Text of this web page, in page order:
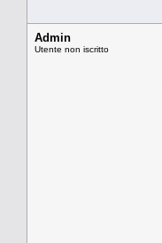
Admin
Utente non iscritto